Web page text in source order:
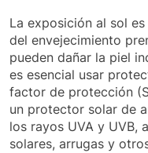
La exposición al sol
del envejecimiento
pueden dañar la piel
es esencial usar
factor de protección
un protector solar de
los rayos UVA y UVB,
solares, arrugas y